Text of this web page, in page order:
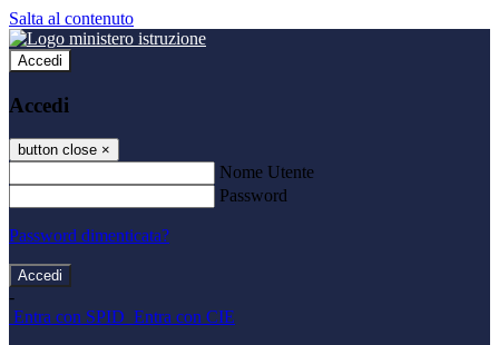
Salta al contenuto
Accedi
Accedi
button close ×
Nome Utente
Password
Password dimenticata?
-
Entra con SPID Entra con CIE